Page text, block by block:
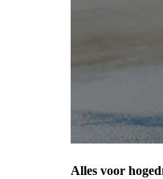
Alles voor